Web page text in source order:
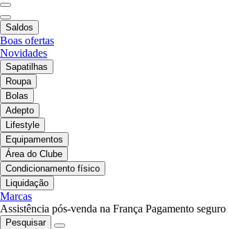
Saldos
Boas ofertas
Novidades
Sapatilhas
Roupa
Bolas
Adepto
Lifestyle
Equipamentos
Área do Clube
Condicionamento físico
Liquidação
Marcas
Assistência pós-venda na França Pagamento seguro
Pesquisar